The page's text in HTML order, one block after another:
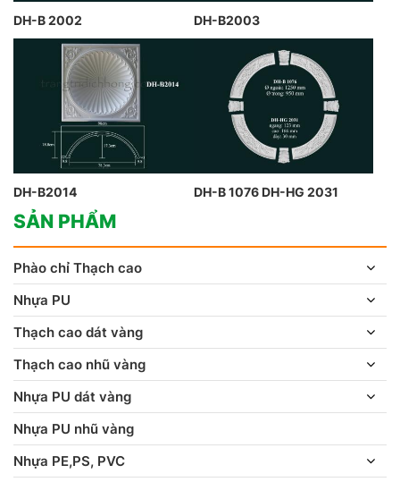
DH-B 2002 DH-B2003
DH-B2014 DH-B 1076 DH-HG 2031
SẢN PHẨM
Phào chỉ Thạch cao
Nhựa PU
Thạch cao dát vàng
Thạch cao nhũ vàng
Nhựa PU dát vàng
Nhựa PU nhũ vàng
Nhựa PE,PS, PVC